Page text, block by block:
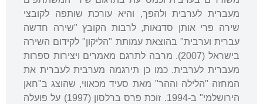
מעברית לערבית ולהפך, והיא עורכת שותפה לקובצי
שירה פרי אותן סדנאות, לרבות הקובץ "שירה חדשה
עברית וערבית" בהוצאת עמותת "הליקון" לקידום השירה
בישראל (2007). מרבה לתרגם מאמרים ויצירות ספרות
מעברית לערבית. כמו כן תירגמה מערבית לעברית את
המחזה "הלילה וההר" מאת סעיד מכאווי, שהוצג ב"חאן
הירושלמי" ב-1994. זוכת פרס ברלסון (1997) על פועלה